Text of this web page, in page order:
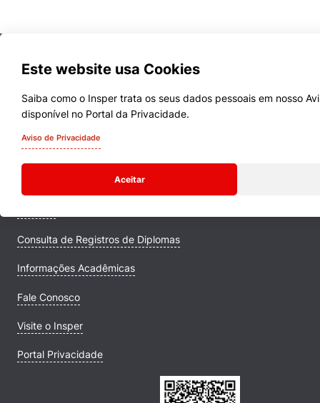
Este website usa Cookies
Saiba como o Insper trata os seus dados pessoais em nosso
disponível no Portal da Privacidade.
Aviso de Privacidade
Aceitar
Quem Somos
Comunidade Transforme
Consulta de Registros de Diplomas
Informações Acadêmicas
Fale Conosco
Visite o Insper
Portal Privacidade